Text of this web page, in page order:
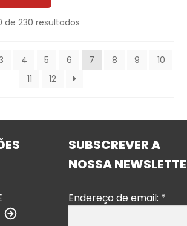
de 230 resultados
4 5 6 7 8 9
10
11
12
SUBSCREVER A
NOSSA
Endereço de email: *